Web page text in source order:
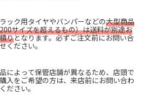
ック用タイヤやバンパーなどの大型商品
サイズを超えるもの）は送料が別途お
りとなります。必ずご注文前にお問い合
ください。
によって保管店舗が異なるため、店頭で
入をご希望の方は、来店前にお問い合わ
ださい。